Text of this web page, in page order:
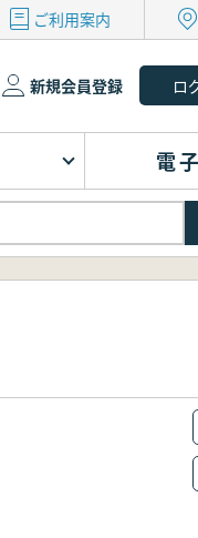
ご利用案内
新規会員登録
電